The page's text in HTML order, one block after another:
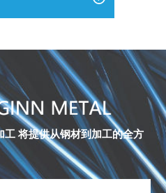
工将提供从钢材到加工的全方